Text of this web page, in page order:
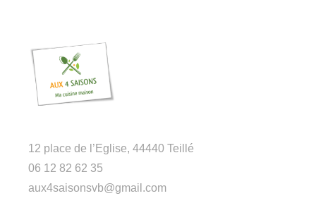
12 place de l’Eglise, 44440 Teillé
06 12 82 62 35
aux4saisonsvb@gmail.com